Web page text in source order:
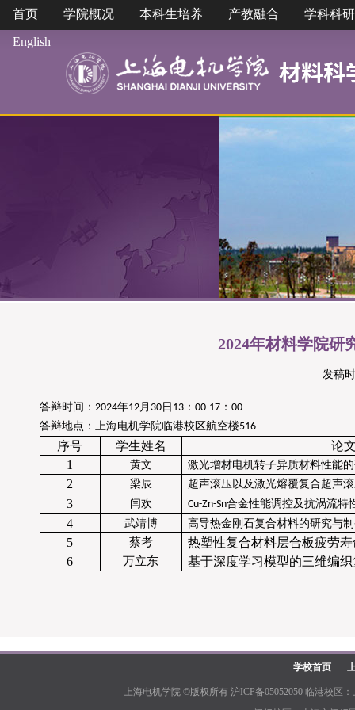
首页 学院概况 本科生培养 产教融合 学科科研
English
2024年材料学院研
发稿
答辩时间： 2024年12月 30 日 13 ： 00-17 ： 00
答辩地点：上海电机学院临港校区航空楼516
序号 学生姓名
论
1
黄文 激光增材电机转子异质材料性能
2 梁辰 超声滚压以及激光熔覆复合超声
3 闫欢 Cu-Zn-Sn合金性能调控及抗涡流特
4 武靖博 高导热金刚石复合材料的研究与
5 蔡考
热塑性复合材料层合板疲劳
6
万立东 基于深度学习模型的三维编
学校首页
上海电机学院 ©版权所有 沪ICP备05052050 临港校区